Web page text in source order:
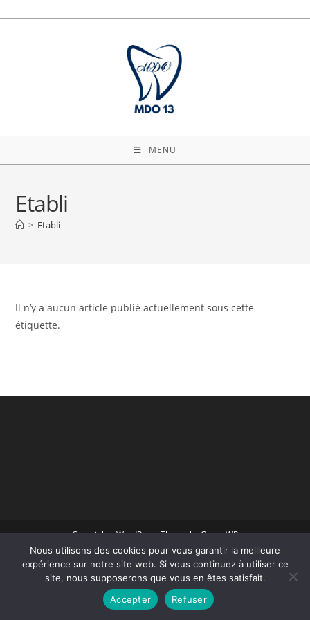
MENU
Etabli
> Etabli
Il n’y a aucun article publié actuellement sous cette
étiquette.
Copyright - WordPress Theme by OceanWP
Nous utilisons des cookies pour vous garantir la meilleure
expérience sur notre site web. Si vous continuez à utiliser ce
site, nous supposerons que vous en êtes satisfait.
Accepter
Refuser